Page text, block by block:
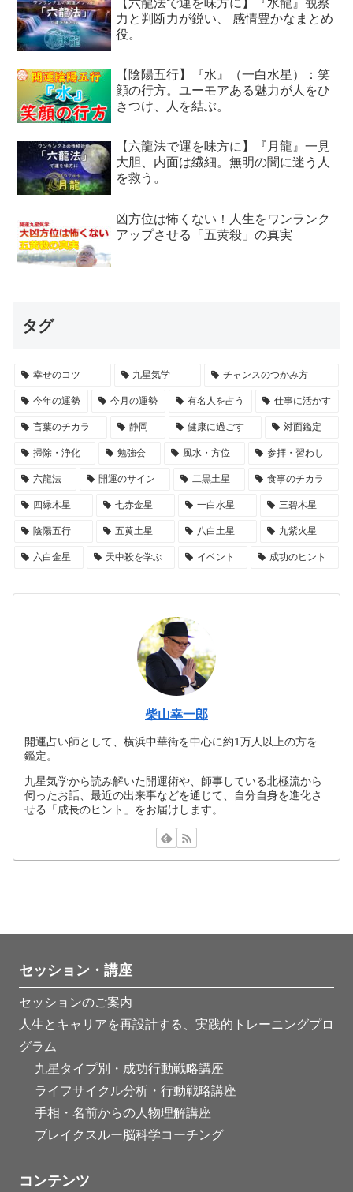
力と判断力が鋭い、 感情豊かなまとめ
役。
【陰陽五行】『水』（一白水星）：笑
顔の行方。ユーモアある魅力が人をひ
きつけ、人を結ぶ。
【六龍法で運を味方に】『月龍』一見
大胆、内面は繊細。無明の闇に迷う人
を救う。
凶方位は怖くない！人生をワンランク
アップさせる「五黄殺」の真実
タグ
幸せのコツ 九星気学 チャンスのつかみ方
今年の運勢 今月の運勢 有名人を占う 仕事に活かす
言葉のチカラ 静岡 健康に過ごす 対面鑑定
掃除・浄化 勉強会 風水・方位 参拝・習わし
六龍法 開運のサイン 二黒土星 食事のチカラ
四緑木星 七赤金星 一白水星 三碧木星
陰陽五行 五黄土星 八白土星 九紫火星
六白金星 天中殺を学ぶ イベント 成功のヒント
柴山幸一郎
開運占い師として、横浜中華街を中心に約1万人以上の方を
鑑定。
九星気学から読み解いた開運術や、師事している北極流から
伺ったお話、最近の出来事などを通じて、自分自身を進化さ
せる「成長のヒント」をお届けします。
セッション・講座
セッションのご案内
人生とキャリアを再設計する、実践的トレーニングプロ
グラム
九星タイプ別・成功行動戦略講座
ライフサイクル分析・行動戦略講座
手相・名前からの人物理解講座
ブレイクスルー脳科学コーチング
コンテンツ